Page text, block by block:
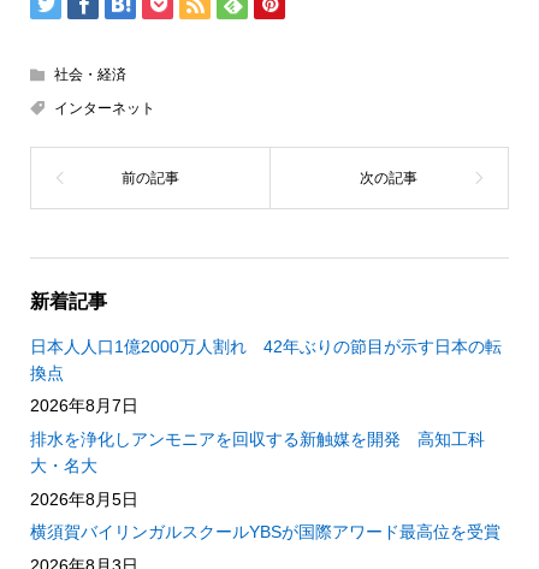
社会・経済
インターネット
新着記事
日本人人口1億2000万人割れ 42年ぶりの節目が示す日本の転
換点
2026年8月7日
排水を浄化しアンモニアを回収する新触媒を開発 高知工科
大・名大
2026年8月5日
横須賀バイリンガルスクールYBSが国際アワード最高位を受賞
2026年8月3日